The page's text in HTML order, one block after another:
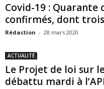
Covid-19 : Quarante
confirmés, dont
Rédaction - 28 mars 2020
ACTUALITÉ
Le Projet de loi sur
débattu mardi à